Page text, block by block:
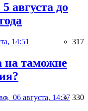
августа до
14:51 317
на таможне
06 августа, 14:37 330